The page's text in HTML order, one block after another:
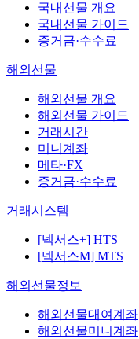
국내선물 개요
국내선물 가이드
증거금·수수료
해외선물
해외선물 개요
해외선물 가이드
거래시간
미니계좌
메타·FX
증거금·수수료
거래시스템
[넥서스+] HTS
[넥서스M] MTS
해외선물정보
해외선물대여계좌
해외선물미니계좌